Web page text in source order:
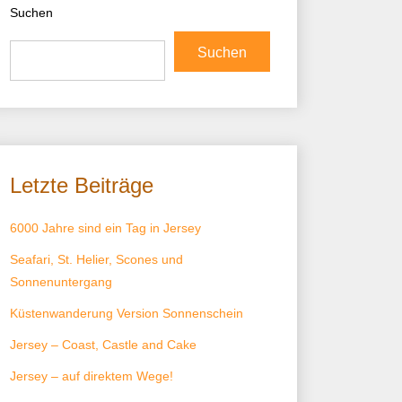
Suchen
Suchen
Letzte Beiträge
6000 Jahre sind ein Tag in Jersey
Seafari, St. Helier, Scones und
Sonnenuntergang
Küstenwanderung Version Sonnenschein
Jersey – Coast, Castle and Cake
Jersey – auf direktem Wege!